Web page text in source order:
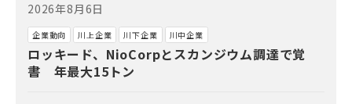
2026年8月6日
企業動向 川上企業 川下企業 川中企業
ロッキード、NioCorpとスカンジウム調達で覚
書 年最大15トン